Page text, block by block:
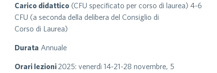
Carico didattico (CFU specificato per corso di laurea) 4-6
CFU (a seconda della delibera del Consiglio di
Corso di Laurea)
Durata Annuale
Orari lezioni2025: venerdì 14-21-28 novembre, 5